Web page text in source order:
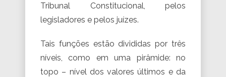
Tribunal Constitucional, pelos
legisladores e pelos juízes.
Tais funções estão divididas por três
níveis, como em uma pirâmide: no
topo – nível dos valores últimos e da